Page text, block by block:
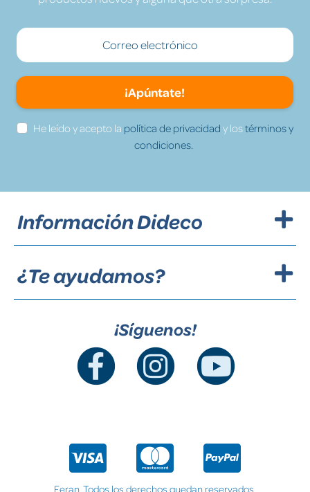
¡Apúntate!
He leído y acepto la política de privacidad y lostérminos y
condiciones.
Información Dideco
¿Te ayudamos?
¡Síguenos!
Feran. Todos los derechos quedan reservados.